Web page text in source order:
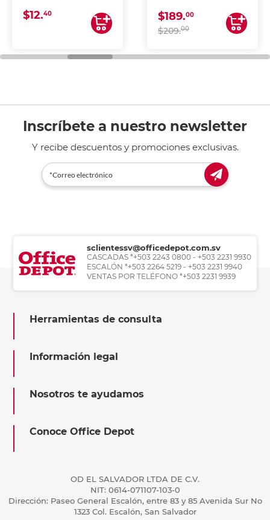
$12.40 $189.00
$209.00
Inscríbete a nuestro newsletter
Y recibe descuentos y promociones exclusivas.
sclientessv@officedepot.com.sv
CASCADAS *+503 2243 0800 - +503 2231 9930
ESCALÓN *+503 2264 5219 - +503 2231 9940
VENTAS POR TELÉFONO *+503 2231 9939
Herramientas de consulta
Información legal
Nosotros te ayudamos
Conoce Office Depot
OD EL SALVADOR LTDA DE C.V.
NIT: 0614-071107-103-0
Dirección: Paseo General Escalón, entre 83 y 85 Avenida Sur No
1323 Col. Escalón, San Salvador